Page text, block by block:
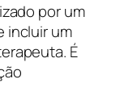
por um
incluir um
É